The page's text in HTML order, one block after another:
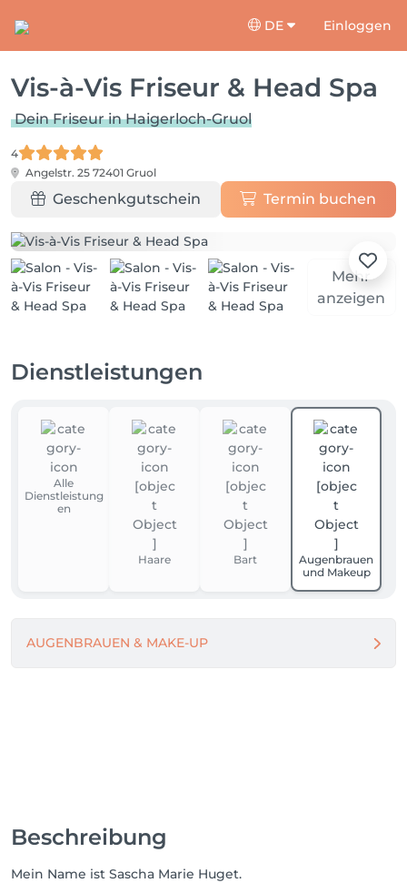
DE Einloggen
Vis-à-Vis Friseur & Head Spa
Dein Friseur in Haigerloch-Gruol
4
Angelstr. 25 72401 Gruol
Geschenkgutschein Termin buchen
Mehr
anzeigen
Dienstleistungen
Alle
Dienstleistung
en
Haare Bart
Augenbrauen
und Makeup
AUGENBRAUEN & MAKE-UP
Beschreibung
Mein Name ist Sascha Marie Huget.